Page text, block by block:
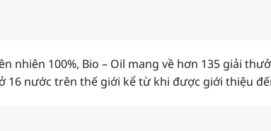
nhiên 100%, Bio – Oil mang về hơn 135 giải
16 nước trên thế giới kể từ khi được giới thiệu